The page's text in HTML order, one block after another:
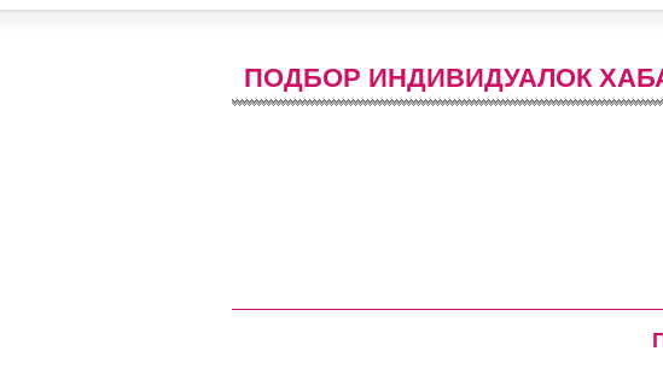
ПОДБОР ИНДИВИДУАЛОК